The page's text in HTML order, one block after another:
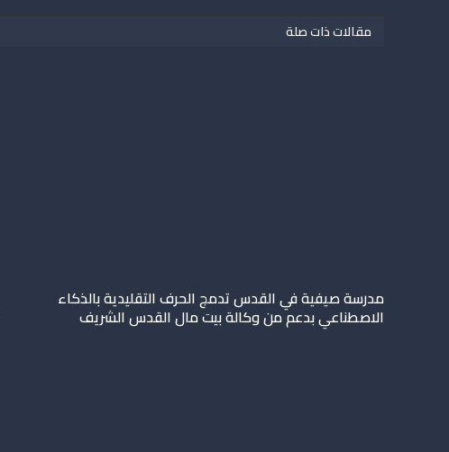
مقالات ذات صلة
مدرسة صيفية في القدس تدمج الحرف التقليدية بالذكاء
الاصطناعي بدعم من وكالة بيت مال القدس الشريف